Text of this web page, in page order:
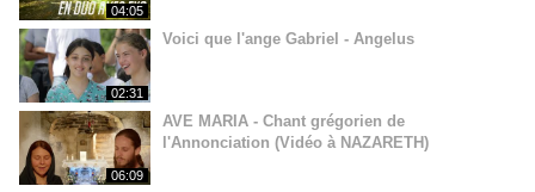
04:05
02:31
Voici que l'ange Gabriel - Angelus
06:09
AVE MARIA - Chant grégorien de
l'Annonciation (Vidéo à NAZARETH)